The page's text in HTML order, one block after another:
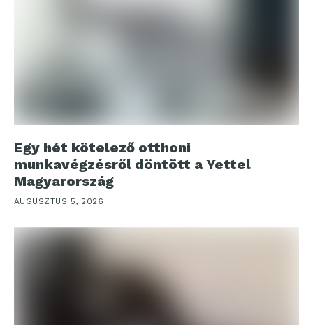
Egy hét kötelező otthoni
munkavégzésről döntött a Yettel
Magyarország
AUGUSZTUS 5, 2026